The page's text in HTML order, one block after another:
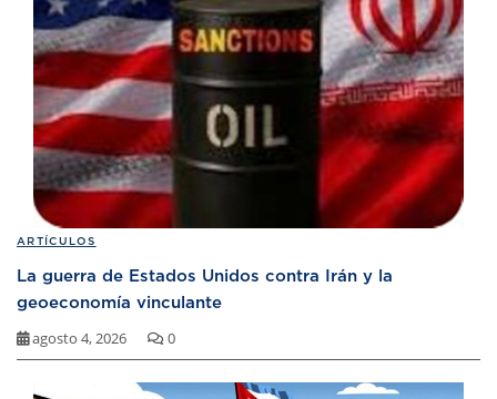
ARTÍCULOS
La guerra de Estados Unidos contra Irán y la
geoeconomía vinculante
agosto 4, 2026 0